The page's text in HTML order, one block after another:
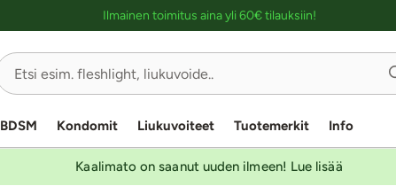
Ilmainen toimitus aina yli 60€ tilauksiin!
BDSM Kondomit Liukuvoiteet Tuotemerkit Info
Kaalimato on saanut uuden ilmeen! Lue lisää
Sivu 1/2